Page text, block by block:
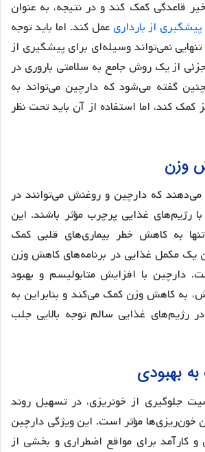
قاعدگی کمک کند و در نتیجه، به عنوان
پیشگیری از بارداری عمل کند. اما باید توجه
نمی‌تواند وسیله‌ای برای پیشگیری از
جزئی از یک روش جامع به سلامتی باروری در
گفته می‌شود که دارچین می‌تواند به
کمک کند، اما استفاده از آن باید تحت نظر
وزن
که دارچین و روغنش می‌توانند در
رژیم‌های غذایی پرچرب مؤثر باشند. این
به کاهش خطر بیماری‌های قلبی کمک
یک مکمل غذایی در برنامه‌های کاهش وزن
با افزایش متابولیسم و بهبود
به کاهش وزن کمک می‌کند و بنابراین به
رژیم‌های غذایی سالم توجه بالایی جلب
بهبودی
جلوگیری از خونریزی، در تسهیل روند
خون‌ریزی‌ها مؤثر است. این ویژگی دارچین
و کارآمد برای مواقع اضطراری و بخشی از